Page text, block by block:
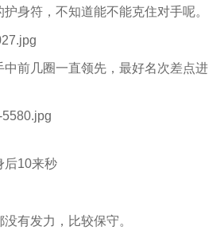
身符，不知道能不能克住对手呢。
中前几圈一直领先，最好名次差点进
后10来秒
有发力，比较保守。